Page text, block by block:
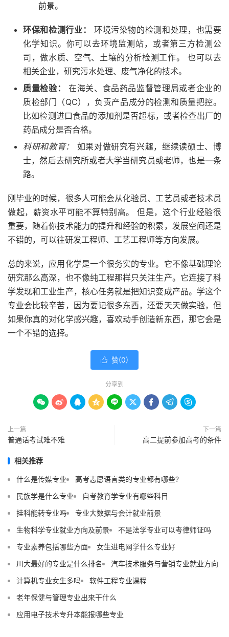
前景。
环保和检测行业：
环境污染物的检测和处理，也需要
化学知识。你可以去环境监测站，或者第三方检测公
司，做水质、空气、土壤的分析检测工作。 也可以去
相关企业，研究污水处理、废气净化的技术。
质量检验：
在海关、食品药品监督管理局或者企业的
质检部门（QC），负责产品成分的检测和质量把控。
比如检测进口食品的添加剂是否超标，或者检查出厂的
药品成分是否合格。
科研和教育：
如果对做研究有兴趣，继续读硕士、博
士，然后去研究所或者大学当研究员或老师，也是一条
路。
刚毕业的时候，很多人可能会从化验员、工艺员或者技术员
做起，薪资水平可能不算特别高。 但是，这个行业经验很
重要，随着你技术能力的提升和经验的积累，发展空间还是
不错的，可以往研发工程师、工艺工程师等方向发展。
总的来说，应用化学是一个很务实的专业。它不像基础理论
研究那么高深，也不像纯工程那样只关注生产。它连接了科
学发现和工业生产，核心任务就是把知识变成产品。学这个
专业会比较辛苦，因为要记很多东西，还要天天做实验，但
如果你真的对化学感兴趣，喜欢动手创造新东西，那它会是
一个不错的选择。
 赞(0)
分享到
        
上一篇
普通话考试难不难
下一篇
高二提前参加高考的条件
相关推荐
什么是传媒专业
高考志愿语言类的专业都有哪些?
民族学是什么专业
自考教育学专业有哪些科目
挂科能转专业吗
专业大数据与会计就业前景
生物科学专业就业方向及前景
不是法学专业可以考律师证吗
专业素养包括哪些方面
女生进电网学什么专业好
川大最好的专业是什么排名
汽车技术服务与营销专业就业方向
计算机专业女生多吗
软件工程专业课程
老年保健与管理专业出来干什么
应用电子技术专升本能报哪些专业